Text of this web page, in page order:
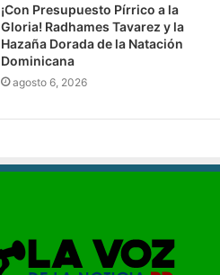
¡Con Presupuesto Pírrico a la
Gloria! Radhames Tavarez y la
Hazaña Dorada de la Natación
Dominicana
agosto 6, 2026